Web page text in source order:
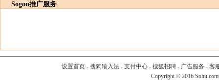
Sogou推广服务
设置首页- 搜狗输入法- 支付中心- 搜狐招聘- 广告服务 - 客
Copyright © 2016